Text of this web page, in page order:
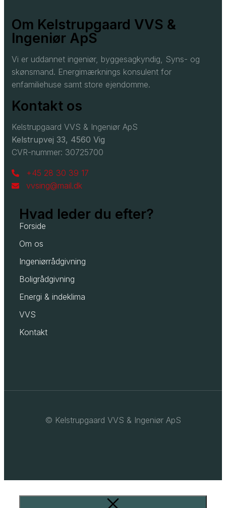
Om Kelstrupgaard VVS &
Ingeniør ApS
Vi er uddannet ingeniør, byggesagkyndig, Syns- og
skønsmand. Energimærknings konsulent for
enfamiliehuse samt store ejendomme.
Kontakt os
Kelstrupgaard VVS & Ingeniør ApS
Kelstrupvej 33, 4560 Vig
CVR-nummer: 30725700
+45 28 30 39 17
vvsing@mail.dk
Hvad leder du efter?
Forside
Om os
Ingeniørrådgivning
Boligrådgivning
Energi & indeklima
VVS
Kontakt
© Kelstrupgaard VVS & Ingeniør ApS